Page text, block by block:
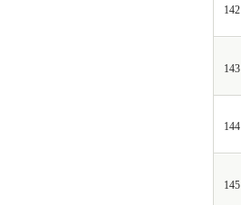
142
143
144
145